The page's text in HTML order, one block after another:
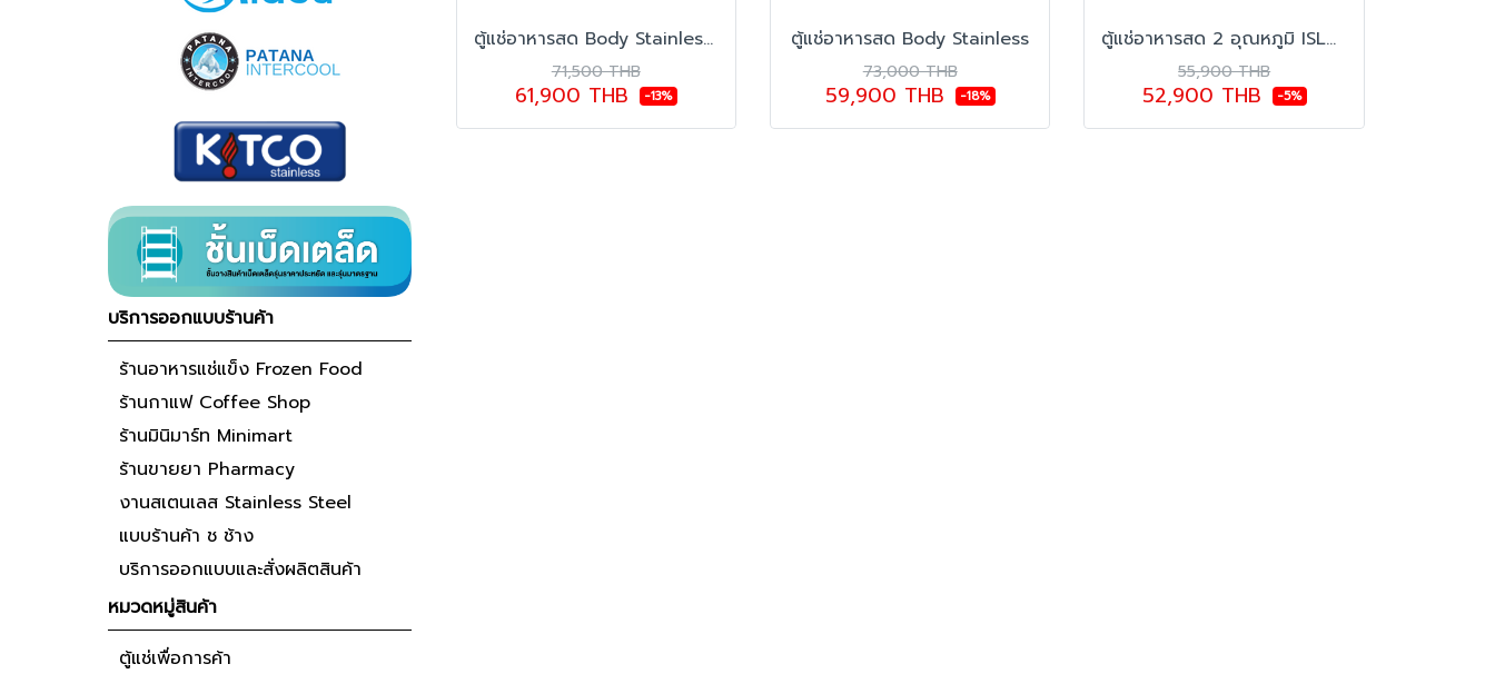
ตู้แช่อาหารสด Body Stainless รุ่น ISLAND CHILL MEAT 1.8
71,500 THB
61,900 THB -13%
ตู้แช่อาหารสด Body Stainless
73,000 THB
59,900 THB -18%
ตู้แช่อาหารสด 2 อุณหภูมิ ISLAND CHILL MEAT 1.8
55,900 THB
52,900 THB -5%
บริการออกแบบร้านค้า
ร้านอาหารแช่แข็ง Frozen Food
ร้านกาแฟ Coffee Shop
ร้านมินิมาร์ท Minimart
ร้านขายยา Pharmacy
งานสเตนเลส Stainless Steel
แบบร้านค้า ช ช้าง
บริการออกแบบและสั่งผลิตสินค้า
หมวดหมู่สินค้า
ตู้แช่เพื่อการค้า